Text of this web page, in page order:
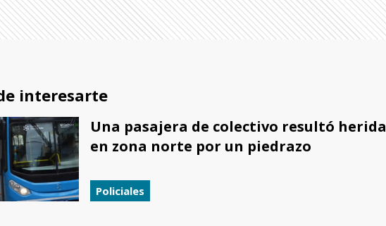
interesarte
Una pasajera de colectivo resultó herida
en zona norte por un piedrazo
Policiales